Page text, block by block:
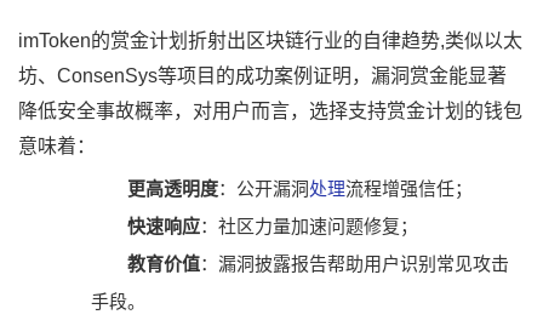
imToken的赏金计划折射出区块链行业的自律趋势,类似以太
坊、ConsenSys等项目的成功案例证明，漏洞赏金能显著
降低安全事故概率，对用户而言，选择支持赏金计划的钱包
意味着：
更高透明度：公开漏洞处理流程增强信任；
快速响应：社区力量加速问题修复；
教育价值：漏洞披露报告帮助用户识别常见攻击
手段。